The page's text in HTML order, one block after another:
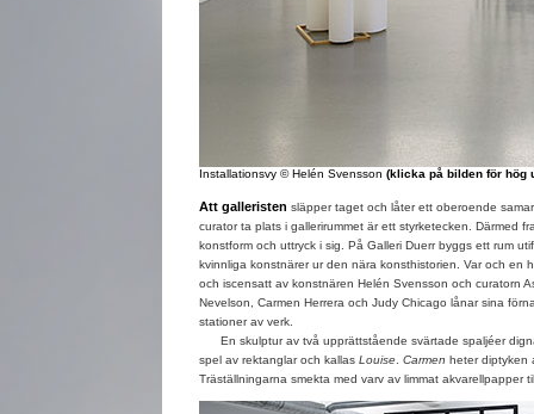
Installationsvy © Helén Svensson (klicka på bilden för hög
Att galleristen släpper taget och låter ett oberoende
curator ta plats i gallerirummet är ett styrketecken. Därmed
konstform och uttryck i sig. På Galleri Duerr byggs ett rum
kvinnliga konstnärer ur den nära konsthistorien. Var och en
och iscensatt av konstnären Helén Svensson och curatorn
Nevelson, Carmen Herrera och Judy Chicago lånar sina
stationer av verk.
En skulptur av två upprättstående svärtade spaljéer
spel av rektanglar och kallas Louise. Carmen heter diptyken
Träställningarna smekta med varv av limmat akvarellpapper